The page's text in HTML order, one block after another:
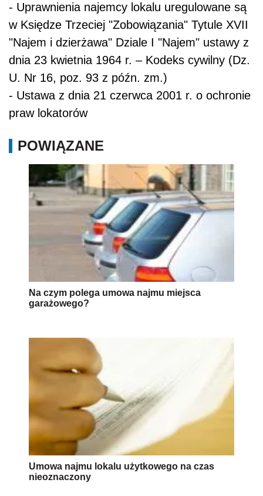
- Uprawnienia najemcy lokalu uregulowane są
w Księdze Trzeciej "Zobowiązania" Tytule XVII
"Najem i dzierżawa" Dziale I "Najem" ustawy z
dnia 23 kwietnia 1964 r. – Kodeks cywilny (Dz.
U. Nr 16, poz. 93 z późn. zm.)
- Ustawa z dnia 21 czerwca 2001 r. o ochronie
praw lokatorów
POWIĄZANE
Na czym polega umowa najmu miejsca
garażowego?
Umowa najmu lokalu użytkowego na czas
nieoznaczony